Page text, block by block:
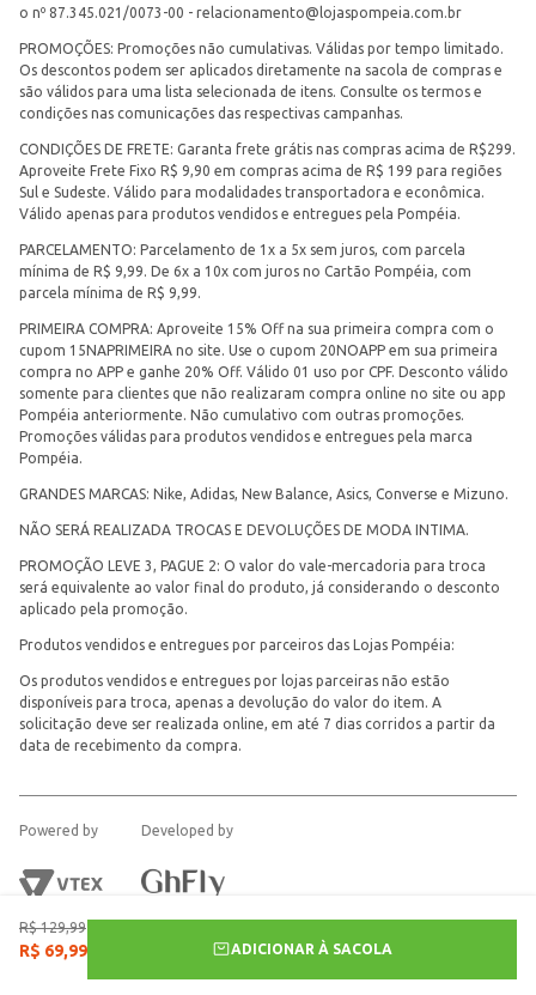
R$ 129,99
R$ 69,99 ADICIONAR À SACOLA
o nº 87.345.021/0073-00 - relacionamento@lojaspompeia.com.br
PROMOÇÕES: Promoções não cumulativas. Válidas por tempo limitado.
Os descontos podem ser aplicados diretamente na sacola de compras e
são válidos para uma lista selecionada de itens. Consulte os termos e
condições nas comunicações das respectivas campanhas.
CONDIÇÕES DE FRETE: Garanta frete grátis nas compras acima de R$299.
Aproveite Frete Fixo R$ 9,90 em compras acima de R$ 199 para regiões
Sul e Sudeste. Válido para modalidades transportadora e econômica.
Válido apenas para produtos vendidos e entregues pela Pompéia.
PARCELAMENTO: Parcelamento de 1x a 5x sem juros, com parcela
mínima de R$ 9,99. De 6x a 10x com juros no Cartão Pompéia, com
parcela mínima de R$ 9,99.
PRIMEIRA COMPRA: Aproveite 15% Off na sua primeira compra com o
cupom 15NAPRIMEIRA no site. Use o cupom 20NOAPP em sua primeira
compra no APP e ganhe 20% Off. Válido 01 uso por CPF. Desconto válido
somente para clientes que não realizaram compra online no site ou app
Pompéia anteriormente. Não cumulativo com outras promoções.
Promoções válidas para produtos vendidos e entregues pela marca
Pompéia.
GRANDES MARCAS: Nike, Adidas, New Balance, Asics, Converse e Mizuno.
NÃO SERÁ REALIZADA TROCAS E DEVOLUÇÕES DE MODA INTIMA.
PROMOÇÃO LEVE 3, PAGUE 2: O valor do vale-mercadoria para troca
será equivalente ao valor final do produto, já considerando o desconto
aplicado pela promoção.
Produtos vendidos e entregues por parceiros das Lojas Pompéia:
Os produtos vendidos e entregues por lojas parceiras não estão
disponíveis para troca, apenas a devolução do valor do item. A
solicitação deve ser realizada online, em até 7 dias corridos a partir da
data de recebimento da compra.
Powered by Developed by